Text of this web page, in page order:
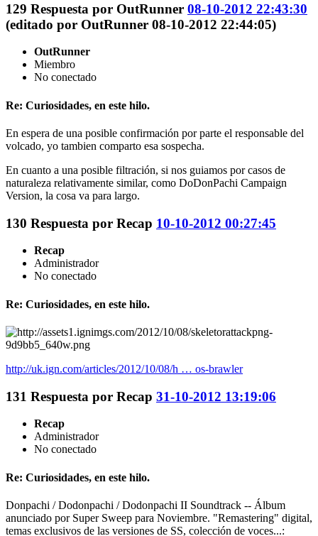
129 Respuesta por OutRunner 08-10-2012 22:43:30
(editado por OutRunner 08-10-2012 22:44:05)
OutRunner
Miembro
No conectado
Re: Curiosidades, en este hilo.
En espera de una posible confirmación por parte el responsable del
volcado, yo tambien comparto esa sospecha.
En cuanto a una posible filtración, si nos guiamos por casos de
naturaleza relativamente similar, como DoDonPachi Campaign
Version, la cosa va para largo.
130 Respuesta por Recap 10-10-2012 00:27:45
Recap
Administrador
No conectado
Re: Curiosidades, en este hilo.
http://uk.ign.com/articles/2012/10/08/h … os-brawler
131 Respuesta por Recap 31-10-2012 13:19:06
Recap
Administrador
No conectado
Re: Curiosidades, en este hilo.
Donpachi / Dodonpachi / Dodonpachi II Soundtrack -- Álbum
anunciado por Super Sweep para Noviembre. "Remastering" digital,
temas exclusivos de las versiones de SS, colección de voces...: